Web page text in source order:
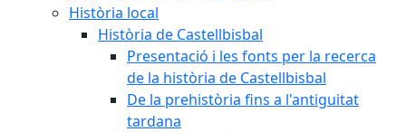
Història local
Història de Castellbisbal
Presentació i les fonts per la recerca
de la història de Castellbisbal
De la prehistòria fins a l'antiguitat
tardana